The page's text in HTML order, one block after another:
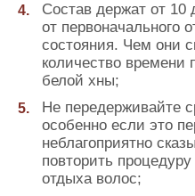
Состав держат от 10
от первоначального
состояния. Чем они
количество времени
белой хны;
Не передерживайте
особенно если это
неблагоприятно
повторить
отдыха волос;